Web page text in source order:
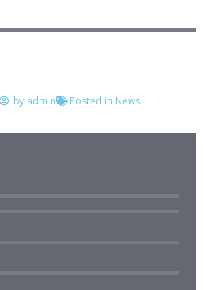
by admin Posted in News